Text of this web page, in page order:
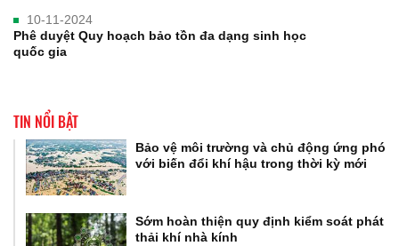
10-11-2024
Phê duyệt Quy hoạch bảo tồn đa dạng sinh học
quốc gia
TIN NỔI BẬT
Bảo vệ môi trường và chủ động ứng phó
với biến đổi khí hậu trong thời kỳ mới
Sớm hoàn thiện quy định kiểm soát phát
thải khí nhà kính